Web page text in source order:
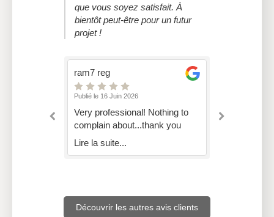
que vous soyez satisfait. À
bientôt peut-être pour un futur
projet !
ram7 reg
Publié le 16 Juin 2026
Very professional! Nothing to
complain about...thank you
Lire la suite...
Découvrir les autres avis clients